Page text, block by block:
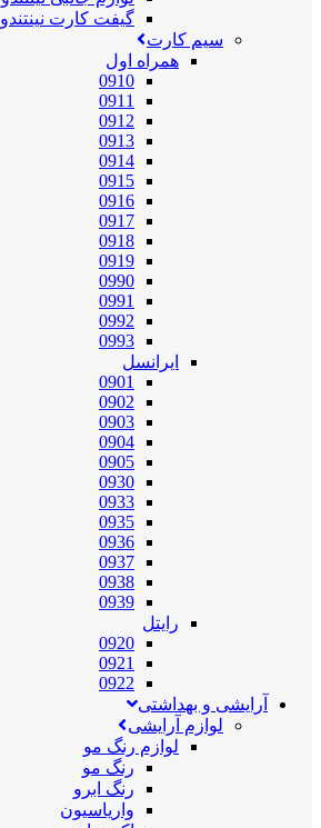
گیفت کارت نینتندو
سیم کارت
همراه اول
0910
0911
0912
0913
0914
0915
0916
0917
0918
0919
0990
0991
0992
0993
ایرانسل
0901
0902
0903
0904
0905
0930
0933
0935
0936
0937
0938
0939
رایتل
0920
0921
0922
آرایشی و بهداشتی
لوازم آرایشی
لوازم رنگ مو
رنگ مو
رنگ ابرو
واریاسیون